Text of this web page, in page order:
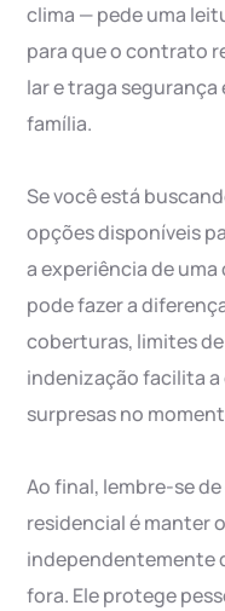
clima — pede uma
para que o contrato
lar e traga
família.
Se você está
opções disponíveis
a experiência de
pode fazer a
coberturas, limites
indenização facilita a
surpresas no
Ao final, lembre-se
residencial é manter
independentemente
fora. Ele protege